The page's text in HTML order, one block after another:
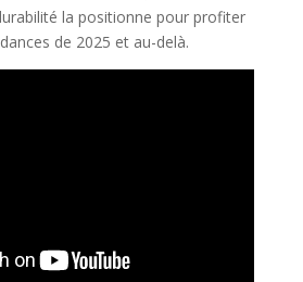
la positionne pour profiter
de 2025 et au-delà.